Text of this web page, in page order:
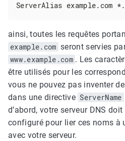
ServerAlias example.com
ainsi, toutes les requêtes
example.com seront servies
www.example.com . Les
être utilisés pour les
vous ne pouvez pas inventer
dans une directive ServerName
d’abord, votre serveur DNS
configuré pour lier ces noms à
avec votre serveur.